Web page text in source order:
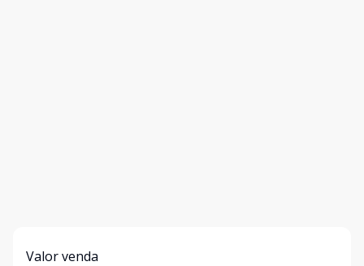
Valor venda